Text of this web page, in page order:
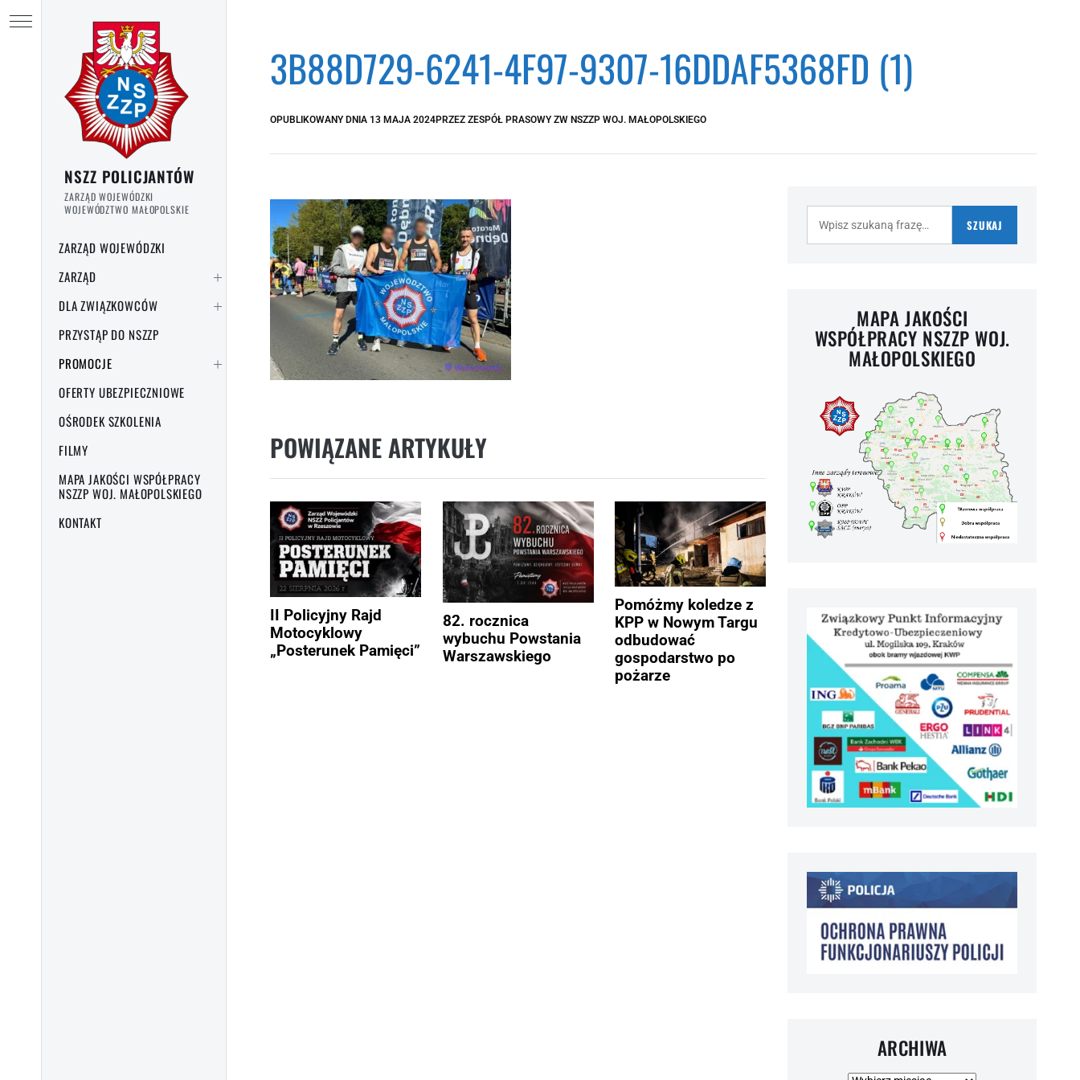
NSZZ POLICJANTÓW
ZARZĄD WOJEWÓDZKI
WOJEWÓDZTWO MAŁOPOLSKIE
ZARZĄD WOJEWÓDZKI
ZARZĄD
DLA ZWIĄZKOWCÓW
PRZYSTĄP DO NSZZP
PROMOCJE
OFERTY UBEZPIECZNIOWE
OŚRODEK SZKOLENIA
FILMY
MAPA JAKOŚCI WSPÓŁPRACY
NSZZP WOJ. MAŁOPOLSKIEGO
KONTAKT
3B88D729-6241-4F97-9307-16DDAF5368FD (1)
OPUBLIKOWANY DNIA 13 MAJA 2024PRZEZ ZESPÓŁ PRASOWY ZW NSZZP WOJ. MAŁOPOLSKIEGO
POWIĄZANE ARTYKUŁY
II Policyjny Rajd
Motocyklowy
„Posterunek Pamięci”
82. rocznica
wybuchu Powstania
Warszawskiego
Pomóżmy koledze z
KPP w Nowym Targu
odbudować
gospodarstwo po
pożarze
SZUKAJ
MAPA JAKOŚCI
WSPÓŁPRACY NSZZP WOJ.
MAŁOPOLSKIEGO
ARCHIWA